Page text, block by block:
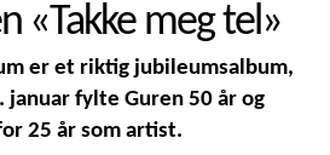
«Takke meg tel»
er et riktig jubileumsalbum,
januar fylte Guren 50 år og
25 år som artist.